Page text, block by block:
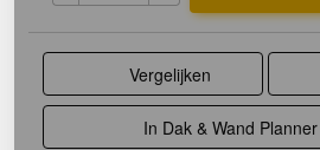
Vergelijken
In Dak & Wand